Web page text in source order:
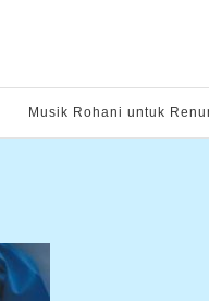
Musik Rohani untuk